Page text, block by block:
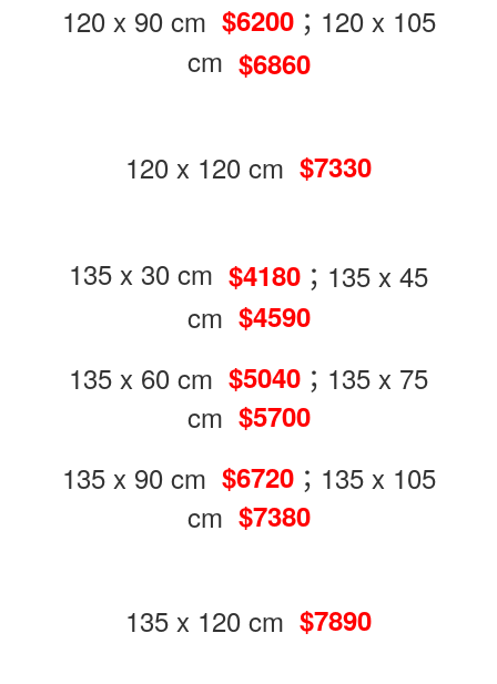
120 x 90 cm $6200；120 x 105
cm $6860
120 x 120 cm $7330
135 x 30 cm $4180 ；135 x 45
cm $4590
135 x 60 cm $5040 ；135 x 75
cm $5700
135 x 90 cm $6720；135 x 105
cm $7380
135 x 120 cm $7890